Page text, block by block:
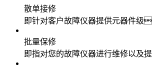
散单接修
即针对客户故障仪器提供元器件
批量保修
即指对您的故障仪器进行维修以及